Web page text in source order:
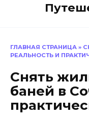
ГЛАВНАЯ СТРАНИЦА »
РЕАЛЬНОСТЬ И
Снять
баней в